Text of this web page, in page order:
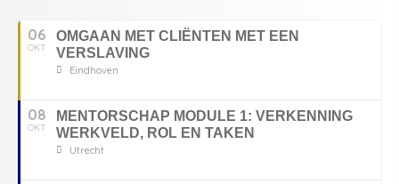
06
OKT
OMGAAN MET CLIËNTEN MET EEN
VERSLAVING
Eindhoven
08
OKT
MENTORSCHAP MODULE 1: VERKENNING
WERKVELD, ROL EN TAKEN
Utrecht